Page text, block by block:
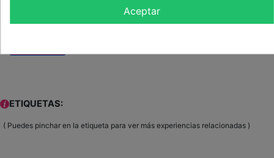
ETIQUETAS:
( Puedes pinchar en la etiqueta para ver más experiencias relacionadas )
Aceptar